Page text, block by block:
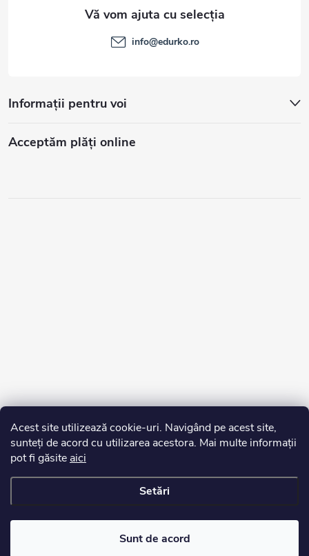
Acest site utilizează cookie-uri. Navigând pe acest site,
sunteți de acord cu utilizarea acestora. Mai multe informații
pot fi găsite aici
Setări
Sunt de acord
Informații pentru voi
Acceptăm plăţi online
info@edurko.ro
Drepturi de autor 2026Edurko.ro. Toate drepturile rezervate.